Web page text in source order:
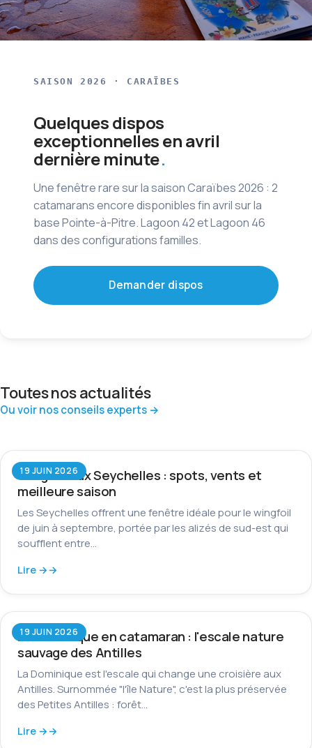
SAISON 2026 · CARAÏBES
Quelques dispos
exceptionnelles en avril
dernière minute
Une fenêtre rare sur la saison Caraïbes 2026 : 2
catamarans encore disponibles fin avril sur la
base Pointe-à-Pitre. Lagoon 42 et Lagoon 46
dans des configurations familles.
Demander dispos
Toutes nos actualités
Ou voir nos conseils experts →
19 JUIN 2026
Wingfoil aux Seychelles : spots, vents et
meilleure saison
Les Seychelles offrent une fenêtre idéale pour le wingfoil
de juin à septembre, portée par les alizés de sud-est qui
soufflent entre…
Lire →
19 JUIN 2026
La Dominique en catamaran : l'escale nature
sauvage des Antilles
La Dominique est l'escale qui change une croisière aux
Antilles. Surnommée "l'île Nature", c'est la plus préservée
des Petites Antilles : forêt…
Lire →